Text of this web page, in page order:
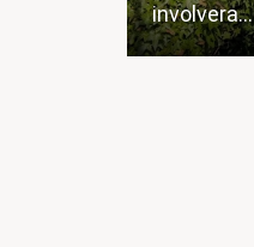
involvera…